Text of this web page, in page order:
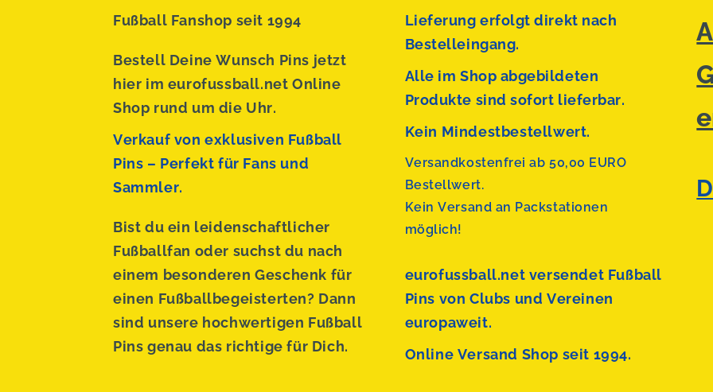
Fußball Fanshop seit 1994
Bestell Deine Wunsch Pins jetzt
hier im eurofussball.net Online
Shop rund um die Uhr.
Verkauf von exklusiven Fußball
Pins – Perfekt für Fans und
Sammler.
Bist du ein leidenschaftlicher
Fußballfan oder suchst du nach
einem besonderen Geschenk für
einen Fußballbegeisterten? Dann
sind unsere hochwertigen Fußball
Pins genau das richtige für Dich.
Lieferung erfolgt direkt nach
Bestelleingang.
Alle im Shop abgebildeten
Produkte sind sofort lieferbar.
Kein Mindestbestellwert.
Versandkostenfrei ab 50,00 EURO
Bestellwert.
Kein Versand an Packstationen
möglich!
eurofussball.net versendet Fußball
Pins von Clubs und Vereinen
europaweit.
Online Versand Shop seit 1994.